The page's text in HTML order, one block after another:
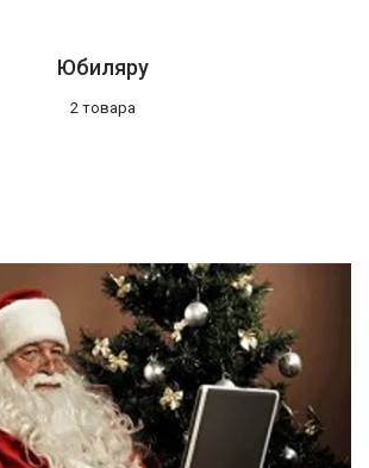
Юбиляру
2 товара